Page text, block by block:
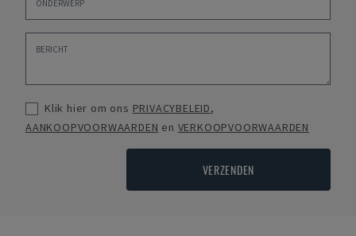
Klik hier om ons PRIVACYBELEID,
AANKOOPVOORWAARDEN en VERKOOPVOORWAARDEN
VERZENDEN